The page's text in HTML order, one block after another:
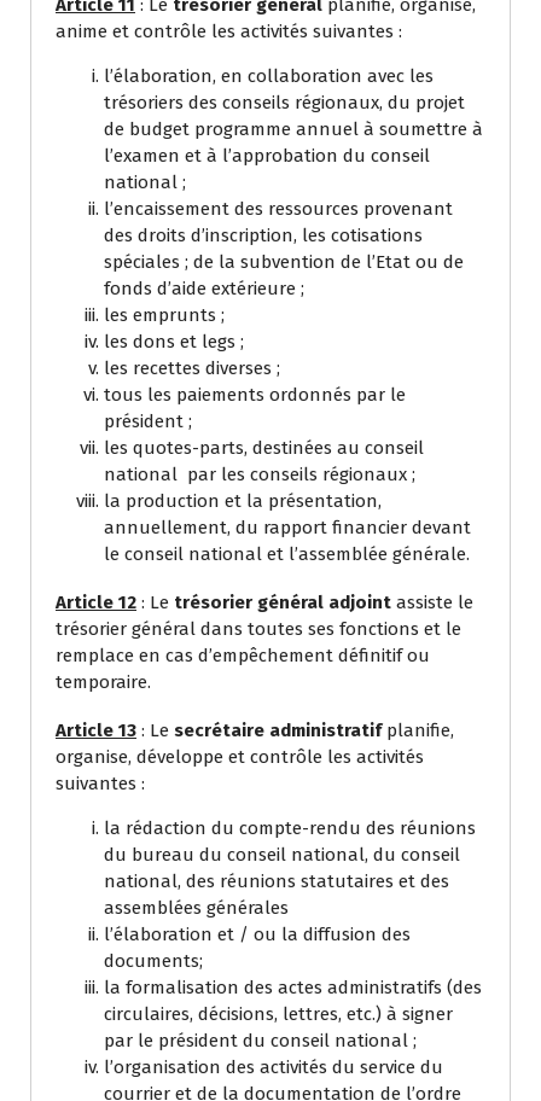
Article 11 : Le trésorier général planifie, organise,
anime et contrôle les activités suivantes :
l’élaboration, en collaboration avec les
trésoriers des conseils régionaux, du projet
de budget programme annuel à soumettre à
l’examen et à l’approbation du conseil
national ;
l’encaissement des ressources provenant
des droits d’inscription, les cotisations
spéciales ; de la subvention de l’Etat ou de
fonds d’aide extérieure ;
les emprunts ;
les dons et legs ;
les recettes diverses ;
tous les paiements ordonnés par le
président ;
les quotes-parts, destinées au conseil
national par les conseils régionaux ;
la production et la présentation,
annuellement, du rapport financier devant
le conseil national et l’assemblée générale.
Article 12 : Le trésorier général adjoint assiste le
trésorier général dans toutes ses fonctions et le
remplace en cas d’empêchement définitif ou
temporaire.
Article 13 : Le secrétaire administratifplanifie,
organise, développe et contrôle les activités
suivantes :
la rédaction du compte-rendu des réunions
du bureau du conseil national, du conseil
national, des réunions statutaires et des
assemblées générales
l’élaboration et / ou la diffusion des
documents;
la formalisation des actes administratifs (des
circulaires, décisions, lettres, etc.) à signer
par le président du conseil national ;
l’organisation des activités du service du
courrier et de la documentation de l’ordre